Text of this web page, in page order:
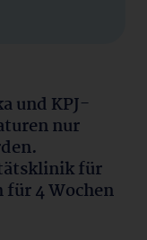
und KPJ-
nur
für
4 Wochen